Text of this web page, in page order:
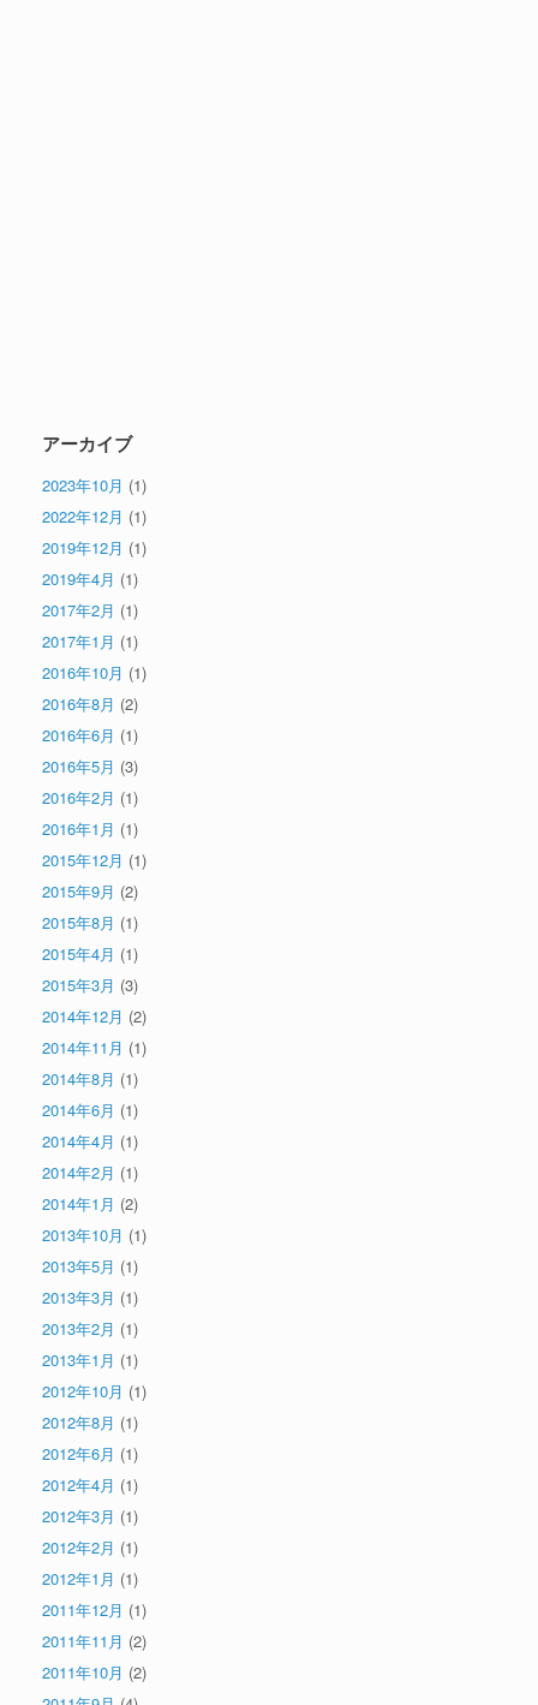
アーカイブ
2023年10月 (1)
2022年12月 (1)
2019年12月 (1)
2019年4月 (1)
2017年2月 (1)
2017年1月 (1)
2016年10月 (1)
2016年8月 (2)
2016年6月 (1)
2016年5月 (3)
2016年2月 (1)
2016年1月 (1)
2015年12月 (1)
2015年9月 (2)
2015年8月 (1)
2015年4月 (1)
2015年3月 (3)
2014年12月 (2)
2014年11月 (1)
2014年8月 (1)
2014年6月 (1)
2014年4月 (1)
2014年2月 (1)
2014年1月 (2)
2013年10月 (1)
2013年5月 (1)
2013年3月 (1)
2013年2月 (1)
2013年1月 (1)
2012年10月 (1)
2012年8月 (1)
2012年6月 (1)
2012年4月 (1)
2012年3月 (1)
2012年2月 (1)
2012年1月 (1)
2011年12月 (1)
2011年11月 (2)
2011年10月 (2)